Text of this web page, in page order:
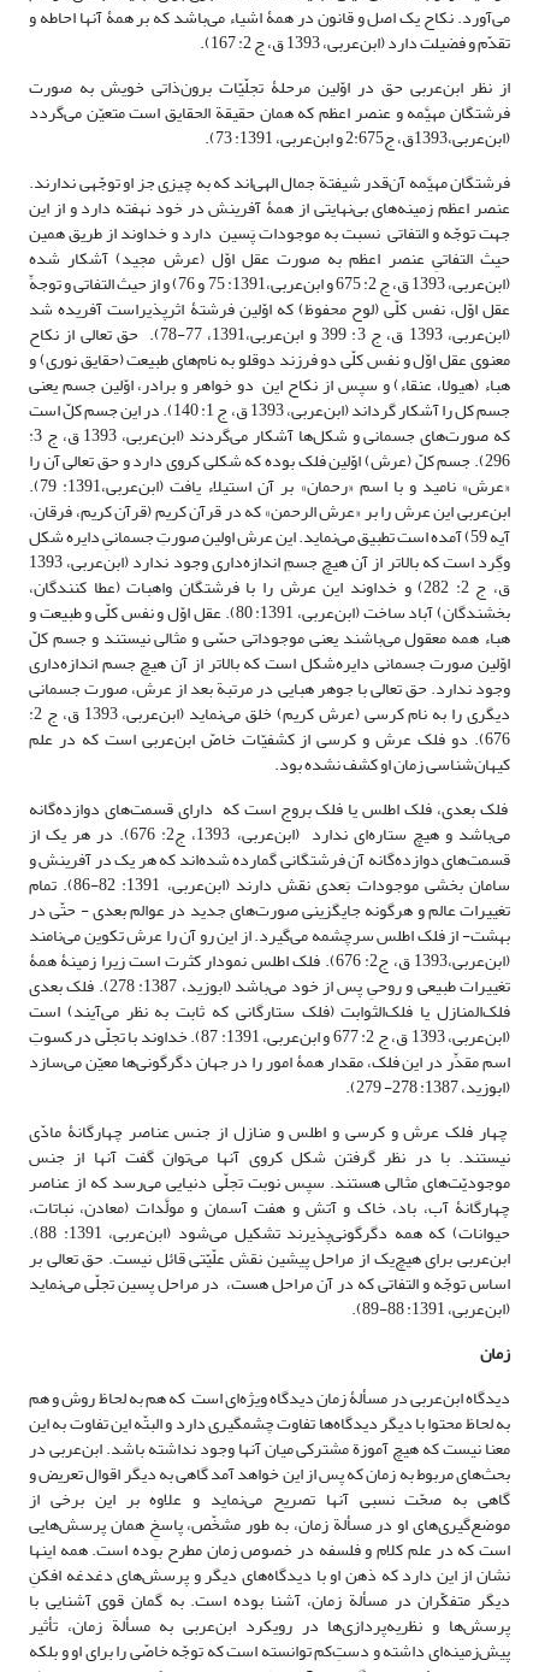
می‌آورد. نکاح یک اصل و قانون در همۀ اشیاء می‌باشد که بر همۀ آنها احاطه و
تقدّم و فضیلت دارد (ابن‌عربی، 1393 ق، ج 2: 167).
از نظر ابن‌عربی حق در اوّلین مرحلۀ تجلّیّات برون‌ذاتی خویش به صورت
فرشتگان مهیَّمه و عنصر اعظم که همان حقیقة الحقایق است متعیّن می‌گردد
(ابن‌عربی،1393ق، ج2:675 و ابن‌عربی، 1391: 73).
فرشتگان مهیَّمه آن‌قدر شیفتة جمال الهی‌اند که به چیزی جز او توجّهی ندارند.
عنصر اعظم زمینه‌های بی‌نهایتی از همۀ آفرینش در خود نهفته دارد و از این
جهت توجّه و التفاتی نسبت به موجودات پَسین دارد و خداوند از طریق همین
حیث التفاتیِ عنصر اعظم به صورت عقل اوّل (عرش مجید) آشکار شده
(ابن‌عربی، 1393 ق، ج 2: 675 و ابن‌عربی،1391: 75 و 76) و از حیث التفاتی و توجهِّ
عقل اوّل، نفس کلّی (لوح محفوظ) که اوّلین فرشتۀ اثرپذیراست آفریده شد
(ابن‌عربی، 1393 ق، ج 3: 399 و ابن‌عربی،1391، 77-78). حق تعالی از نکاح
معنوی عقل اوّل و نفس کلّی دو فرزند دوقلو به نام‌های طبیعت (حقایق نوری) و
هباء (هیولا، عنقاء) و سپس از نکاح این دو خواهر و برادر، اوّلین جسم یعنی
جسم کل را آشکار گرداند (ابن‌عربی، 1393 ق، ج 1: 140). در این جسم کلّ است
که صورت‌های جسمانی و شکل‌ها آشکار می‌گردند (ابن‌عربی، 1393 ق، ج 3:
296). جسم کلّ (عرش) اوّلین فلک بوده که شکلی کروی دارد و حق تعالی آن را
«عرش» نامید و با اسم «رحمان» بر آن استیلاء یافت (ابن‌عربی،1391: 79).
ابن‌عربی این عرش را بر «عرش الرحمن» که در قرآن کریم (قرآن کریم، فرقان،
آیه 59) آمده است تطبیق می‌نماید. این عرش اولین صورتِ جسمانیِ دایره شکل
وگِرد است که بالاتر از آن هیچ جسمِ اندازه‌داری وجود ندارد (ابن‌عربی، 1393
ق، ج 2: 282) و خداوند این عرش را با فرشتگان واهبات (عطا کنندگان،
بخشندگان) آباد ساخت (ابن‌عربی، 1391: 80). عقل اوّل و نفس کلّی و طبیعت و
هباء همه معقول می‌باشند یعنی موجوداتی حسّی و مثالی نیستند و جسم کلّ
اوّلین صورت جسمانی دایره‌شکل است که بالاتر از آن هیچ جسم اندازه‌داری
وجود ندارد. حق تعالی با جوهر هبایی در مرتبة بعد از عرش، صورت جسمانی
دیگری را به نام کرسی (عرش کریم) خلق می‌نماید (ابن‌عربی، 1393 ق، ج 2:
676). دو فلک عرش و کرسی از کشفیّات خاصّ ابن‌عربی است که در علم
کیهان‌شناسی زمان او کشف نشده بود.
فلک بعدی، فلک اطلس یا فلک بروج است که دارای قسمت‌های دوازده‌گانه
می‌باشد و هیچ ستاره‌ای ندارد (ابن‌عربی، 1393، ج2: 676). در هر یک از
قسمت‌های دوازده‌گانه آن فرشتگانی گمارده شده‌اند که هر یک در آفرینش و
سامان بخشی موجودات بَعدی نقش دارند (ابن‌عربی، 1391: 82-86). تمام
‌تغییرات عالم و هرگونه جایگزینی صورت‌های جدید در عوالم بعدی - حتّی در
بهشت- از فلک اطلس سرچشمه می‌گیرد. از این رو آن را عرش تکوین می‌نامند
(ابن‌عربی،1393 ق، ج2: 676). فلک اطلس نمودار کثرت است زیرا زمینۀ همۀ
تغییرات طبیعی و روحیِ پس از خود می‌باشد (ابوزید، 1387: 278). فلک بعدی
فلک‌المنازل یا فلک‌الثوابت (فلک ستارگانی که ثابت به نظر می‌آیند) است
(ابن‌عربی، 1393 ق، ج 2: 677 و ابن‌عربی، 1391: 87). خداوند با تجلّی در کسوتِ
اسم مقدِّر در این فلک، مقدار همۀ امور را در جهان دگرگونی‌ها معیّن می‌سازد
(ابوزید، 1387: 278- 279).
چهار فلک عرش و کرسی و اطلس و منازل از جنس عناصر چهارگانۀ مادّی
نیستند. با در نظر گرفتن شکل کروی آنها می‌توان گفت آنها از جنس
موجودیّت‌های مثالی هستند. سپس نوبت تجلّی دنیایی می‌رسد که از عناصر
چهارگانۀ آب، باد، خاک و آتش و هفت آسمان و مولَّدات (معادن، نباتات،
حیوانات) که همه دگرگونی‌پذیرند تشکیل می‌شود (ابن‌عربی، 1391: 88).
ابن‌عربی برای هیچ‌یک از مراحل پیشین نقش علّیّتی قائل نیست. حق تعالی بر
اساس توجّه و التفاتی که در آن مراحل هست، در مراحل پسین تجلّی می‌نماید
(ابن‌عربی، 1391: 88-89).
زمان
دیدگاه ابن‌عربی در مسألۀ زمان دیدگاه ویژه‌ای است که هم به لحاظ روش و هم
به لحاظ محتوا با دیگر دیدگاه‌ها تفاوت چشمگیری دارد و البتّه این تفاوت به این
معنا نیست که هیچ آموزة مشترکی میان آنها وجود نداشته باشد. ابن‌عربی در
بحث‌های مربوط به زمان که پس از این خواهد آمد گاهی به دیگر اقوال تعریض و
گاهی به صحّت نسبی آنها تصریح می‌نماید و علاوه بر این برخی از
موضع‌گیری‌های او در مسألة زمان، به طور مشخّص، پاسخِ همان پرسش‌هایی
است که در علم کلام و فلسفه در خصوص زمان مطرح بوده است. همه اینها
نشان از این دارد که ذهن او با دیدگاه‌های دیگر و پرسش‌های دغدغه افکنِ
دیگر متفکّران در مسألة زمان، آشنا بوده است. به گمان قوی آشنایی با
پرسش‌ها و نظریه‌پردازی‌ها در رویکرد ابن‌عربی به مسألة زمان، تأثیر
پیش‌زمینه‌ای داشته و دستِ‌کم توانسته است که توجّه خاصّی را برای او و بلکه